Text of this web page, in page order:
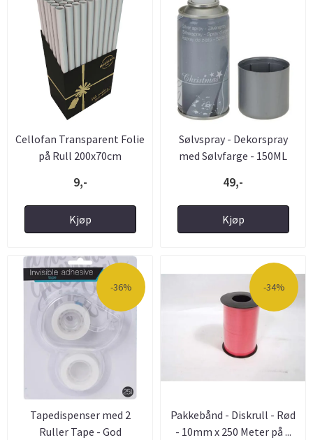
Cellofan Transparent Folie
på Rull 200x70cm
9,-
Kjøp
Sølvspray - Dekorspray
med Sølvfarge - 150ML
49,-
Kjøp
-36%
Tapedispenser med 2
Ruller Tape - God
-34%
Pakkebånd - Diskrull - Rød
- 10mm x 250 Meter på ...